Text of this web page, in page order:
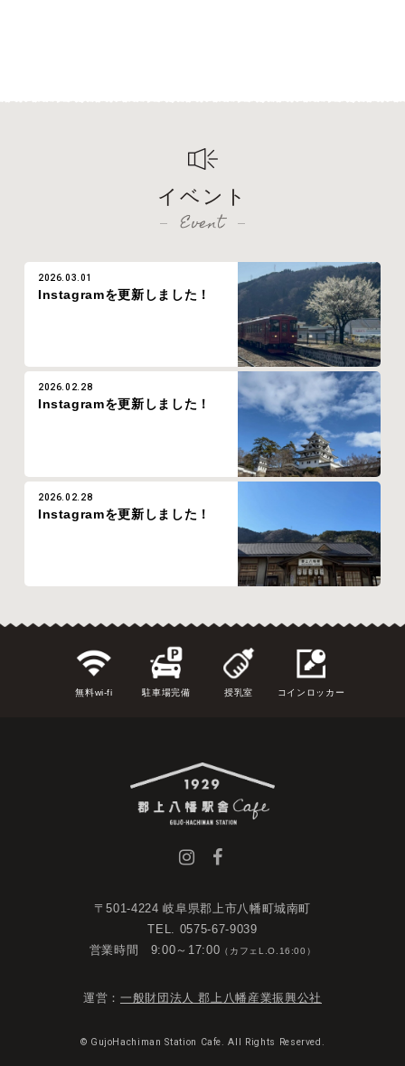
イベント
Event
2026.03.01
Instagramを更新しました！
2026.02.28
Instagramを更新しました！
2026.02.28
Instagramを更新しました！
無料wi-fi 駐車場完備 授乳室 コインロッカー
〒501-4224 岐阜県郡上市八幡町城南町
TEL. 0575-67-9039
営業時間 9:00～17:00 （カフェL.O.16:00）
運営： 一般財団法人 郡上八幡産業振興公社
© GujoHachiman Station Cafe. All Rights Reserved.